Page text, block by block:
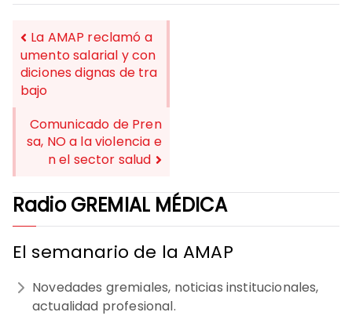
NAVEGACIÓN
DE
ENTRADAS
La AMAP reclamó a
umento salarial y con
diciones dignas de tra
bajo
Comunicado de Pren
sa, NO a la violencia e
n el sector salud
Radio GREMIAL MÉDICA
El semanario de la AMAP
Novedades gremiales, noticias institucionales,
actualidad profesional.